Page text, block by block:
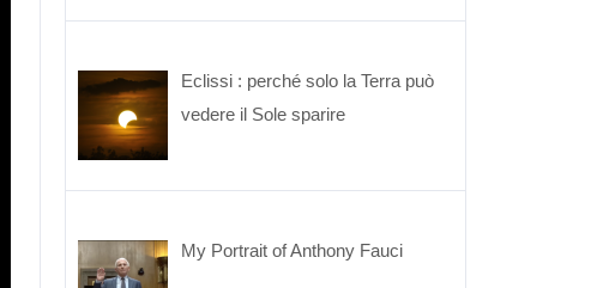
Eclissi : perché solo la Terra può
vedere il Sole sparire
My Portrait of Anthony Fauci